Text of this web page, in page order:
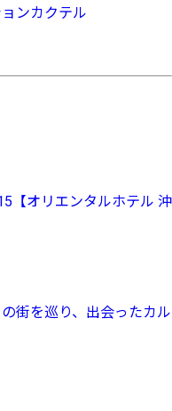
ンカクテル
【オリエンタルホテル 沖
街を巡り、出会ったカル